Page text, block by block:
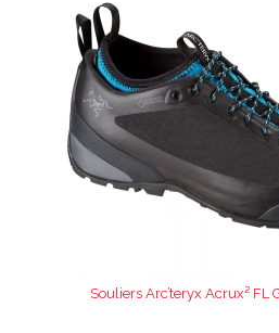
Souliers Arc’teryx Acrux² FL